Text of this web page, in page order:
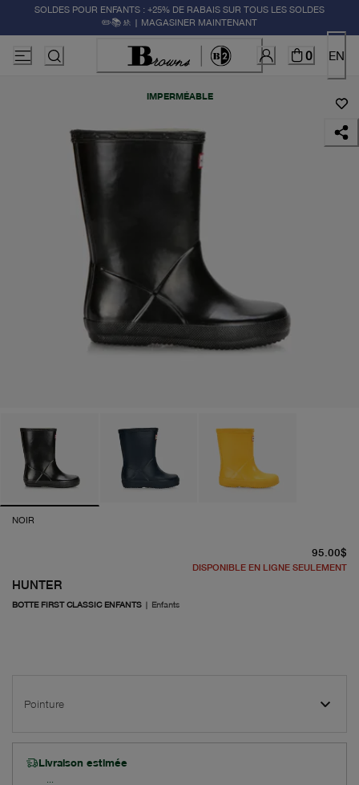
SOLDES POUR ENFANTS : +25% DE RABAIS SUR TOUS LES SOLDES
✏️📚🚸 | MAGASINER MAINTENANT
0 EN
IMPERMÉABLE
NOIR
HUNTER
BOTTE FIRST CLASSIC ENFANTS | Enfants
95.00$
DISPONIBLE EN LIGNE SEULEMENT
Pointure
Livraison estimée